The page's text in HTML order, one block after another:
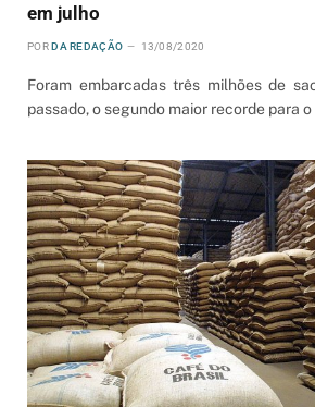
em julho
POR DA REDAÇÃO 13/08/2020
Foram embarcadas três milhões de
passado, o segundo maior recorde para